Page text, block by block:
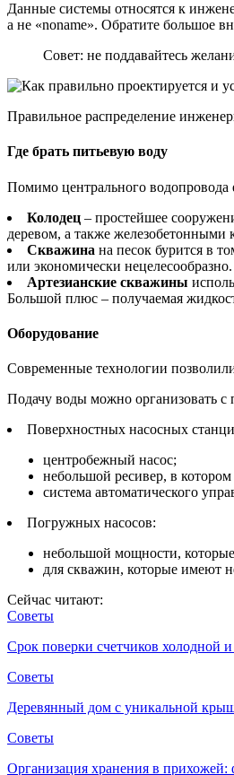
Данные системы относятся к
а не «noname». Обратите большое
Совет: не поддавайтесь
Правильное распределение
Где брать питьевую воду
Помимо центрального водопровода
Колодец – простейшее
деревом, а также железобетонными
Скважина на песок бурится в
или экономически нецелесообразно.
Артезианские скважины
Большой плюс – получаемая
Оборудование
Современные технологии
Подачу воды можно организовать
Поверхностных насосных
центробежный насос;
небольшой ресивер, в
система автоматического
Погружных насосов:
небольшой мощности,
для скважин, которые имеют
Сейчас читают:
Советы
Срок поверки счетчиков холодной
Советы
Деревянный дом с уникальной
Советы
Организация хранения в